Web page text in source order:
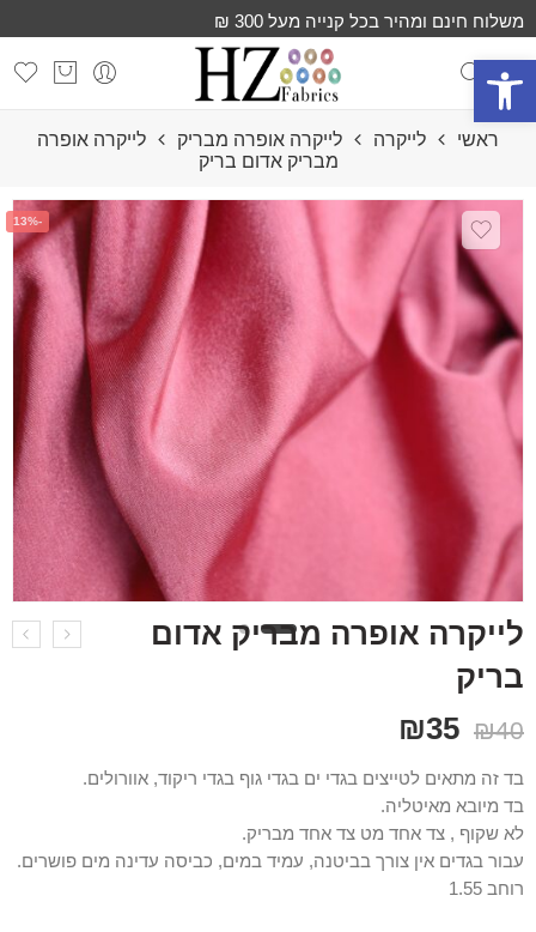
פתח סרגל נגישות
משלוח חינם ומהיר בכל קנייה מעל 300 ₪
ראשי לייקרה לייקרה אופרה מבריק
לייקרה אופרה
מבריק אדום בריק
-13%
לייקרה אופרה מבריק אדום
בריק
₪40
₪35
בד זה מתאים לטייצים בגדי ים בגדי גוף בגדי ריקוד, אוורולים.
בד מיובא מאיטליה.
לא שקוף , צד אחד מט צד אחד מבריק.
עבור בגדים אין צורך בביטנה, עמיד במים, כביסה עדינה מים פושרים.
רוחב 1.55